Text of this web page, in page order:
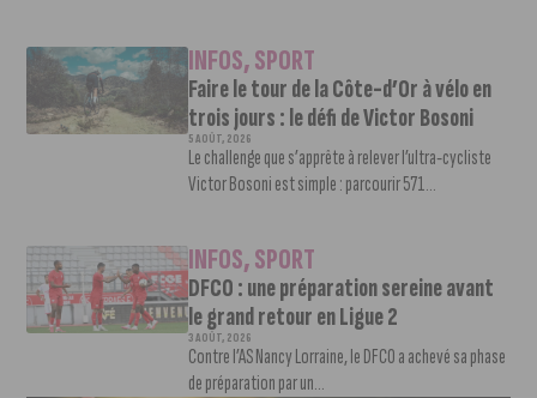
INFOS,SPORT
Faire le tour de la Côte-d’Or à vélo en
trois jours : le défi de Victor Bosoni
5 AOÛT, 2026
Le challenge que s’apprête à relever l’ultra-cycliste
Victor Bosoni est simple : parcourir 571...
INFOS,SPORT
DFCO : une préparation sereine avant
le grand retour en Ligue 2
3 AOÛT, 2026
Contre l’AS Nancy Lorraine, le DFCO a achevé sa phase
de préparation par un...